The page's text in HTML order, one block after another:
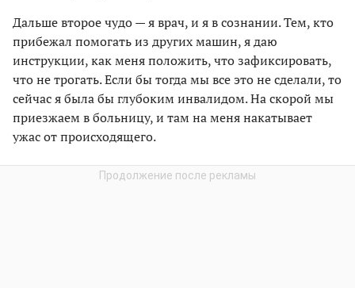
Дальше второе чудо — я врач, и я в сознании. Тем, кто
прибежал помогать из других машин, я даю
инструкции, как меня положить, что зафиксировать,
что не трогать. Если бы тогда мы все это не сделали, то
сейчас я была бы глубоким инвалидом. На скорой мы
приезжаем в больницу, и там на меня накатывает
ужас от происходящего.